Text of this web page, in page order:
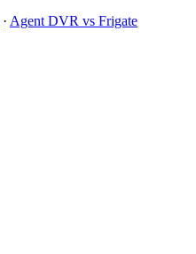
· Agent DVR vs Frigate